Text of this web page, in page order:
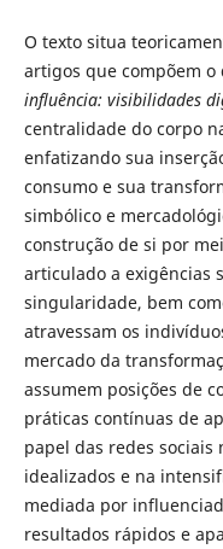
O texto situa
artigos que compõem o
influência: visibilidades
centralidade do corpo
enfatizando sua
consumo e sua
simbólico e
construção de si por
articulado a exigências
singularidade, bem
atravessam os
mercado da
assumem posições de
práticas contínuas de
papel das redes
idealizados e na
mediada por
resultados rápidos e